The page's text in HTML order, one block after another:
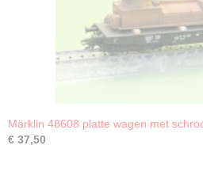
Märklin 48608 platte wagen met
€ 37,50